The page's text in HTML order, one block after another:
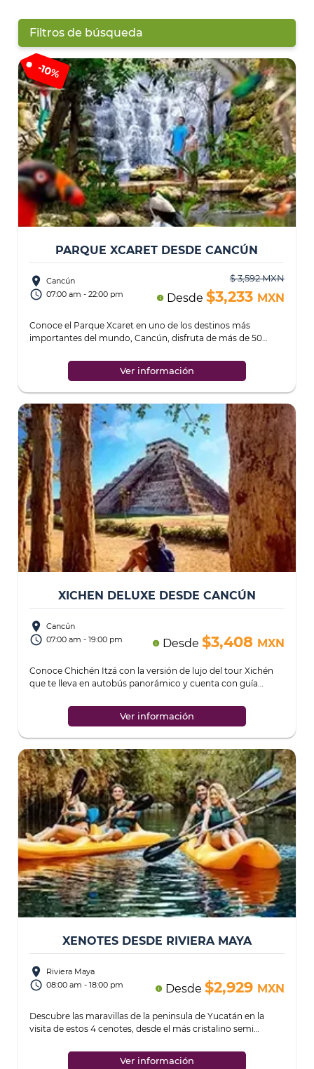
Filtros de búsqueda
-
10%
PARQUE XCARET DESDE CANCÚN
place Cancún
access_time 07:00 am - 22:00 pm
$ 3,592 MXN
info Desde $3,233 MXN
Conoce el Parque Xcaret en uno de los destinos más
importantes del mundo, Cancún, disfruta de más de 50
Ver información
XICHEN DELUXE DESDE CANCÚN
place Cancún
access_time 07:00 am - 19:00 pm info Desde $3,408 MXN
Conoce Chichén Itzá con la versión de lujo del tour Xichén
que te lleva en autobús panorámico y cuenta con guía
Ver información
XENOTES DESDE RIVIERA MAYA
place Riviera Maya
access_time 08:00 am - 18:00 pm info Desde $2,929 MXN
Descubre las maravillas de la peninsula de Yucatán en la
visita de estos 4 cenotes, desde el más cristalino semi
Ver información